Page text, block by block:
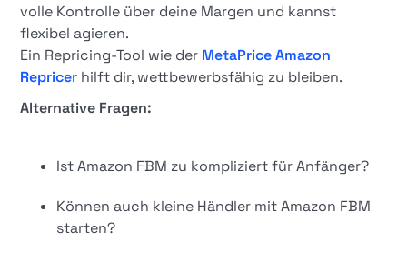
volle Kontrolle über deine Margen und kannst
flexibel agieren.
Ein Repricing-Tool wie der MetaPrice Amazon
Repricer hilft dir, wettbewerbsfähig zu bleiben.
Alternative Fragen:
Ist Amazon FBM zu kompliziert für Anfänger?
Können auch kleine Händler mit Amazon FBM
starten?